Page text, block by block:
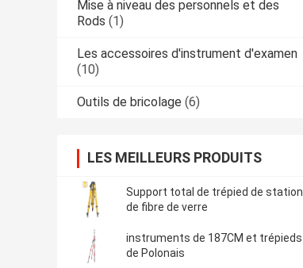
Mise à niveau des personnels et des
Rods (1)
Les accessoires d'instrument d'examen
(10)
Outils de bricolage (6)
LES MEILLEURS PRODUITS
Support total de trépied de station
de fibre de verre
instruments de 187CM et trépieds
de Polonais